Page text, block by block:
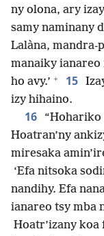
ny olona, ary
samy naminany
Lalàna, mandra-
manaiky ianareo
ho avy.’ + 15
izy hihaino.
16 “Hohariko
Hoatran’ny
miresaka
‘Efa nitsoka
nandihy. Efa
ianareo tsy mba
Hoatr’izany koa